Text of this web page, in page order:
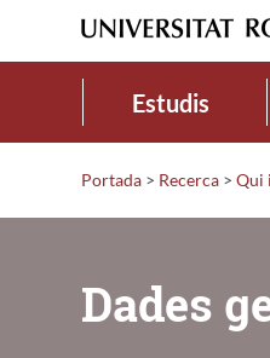
Estudis
Portada > Recerca > Qui
Dades